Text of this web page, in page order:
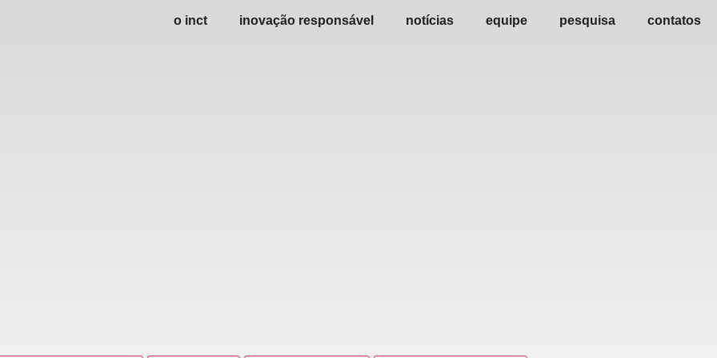
o inct inovação responsável notícias equipe pesquisa contatos